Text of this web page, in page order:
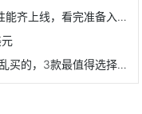
上线，看完准备入手了吗
的，3款最值得选择的